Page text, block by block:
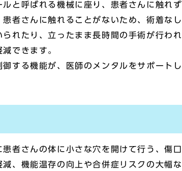
と呼ばれる機械に座り、患者さんに触れ
者さんに触れることがないため、術着な
れたり、立ったまま長時間の手術が行わ
できます。
する機能が、医師のメンタルをサポート
者さんの体に小さな穴を開けて行う、傷
、機能温存の向上や合併症リスクの大幅